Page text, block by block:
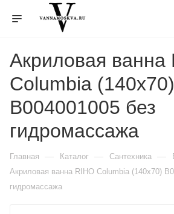
Акриловая ванна
Columbia (140x70)
B004001005 без
гидромассажа
Главная — Каталог — Сантехника —
Акриловая ванна RIHO Columbia (140x70)
гидромассажа